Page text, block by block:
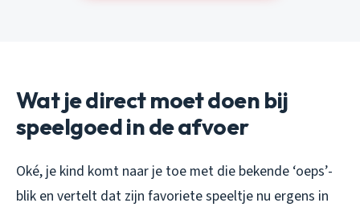
Wat je direct moet doen bij
speelgoed in de afvoer
Oké, je kind komt naar je toe met die bekende ‘oeps’-
blik en vertelt dat zijn favoriete speeltje nu ergens in